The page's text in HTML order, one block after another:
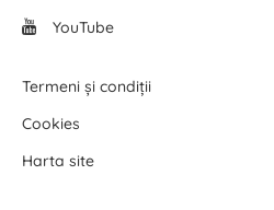
YouTube
Termeni și condiții
Cookies
Harta site